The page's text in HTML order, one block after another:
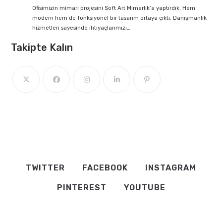
Ofisimizin mimari projesini Soft Art Mimarlık’a yaptırdık. Hem
modern hem de fonksiyonel bir tasarım ortaya çıktı. Danışmanlık
hizmetleri sayesinde ihtiyaçlarımızı…
Takipte Kalın
TWITTER FACEBOOK INSTAGRAM
PINTEREST YOUTUBE